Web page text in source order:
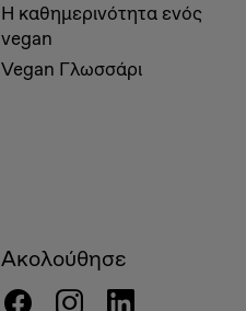
Η καθημερινότητα ενός
vegan
Vegan Γλωσσάρι
Ακολούθησε